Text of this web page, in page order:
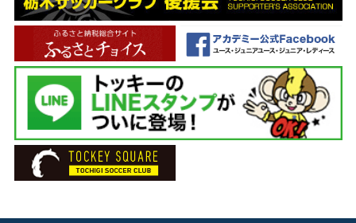
DF 17 福岡 将太
DF 18 坂田 良太
DF 19 服部 康平
DF 20 ディオゴ フェレイラ
DF 22 メンデス
DF 26 夛田 凌輔
トレーナー 松本 祐太
トレーナー 溝口 徹
通訳 渡辺ブルーノ英男
主務 荒井 厚志
副務 人見 俊輔
ドクター 阿久津 仁